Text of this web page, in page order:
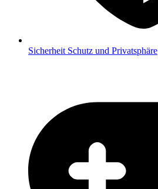
Sicherheit Schutz und Privatsphäre